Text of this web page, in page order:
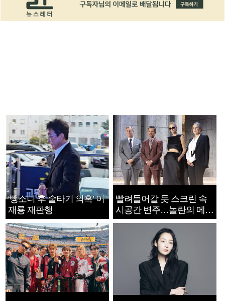
‘뺑소니 후 술타기 의혹’ 이
재룡 재판행
빨려들어갈 듯 스크린 속
시공간 변주…놀란의 메시
지는 ‘전쟁 속죄’